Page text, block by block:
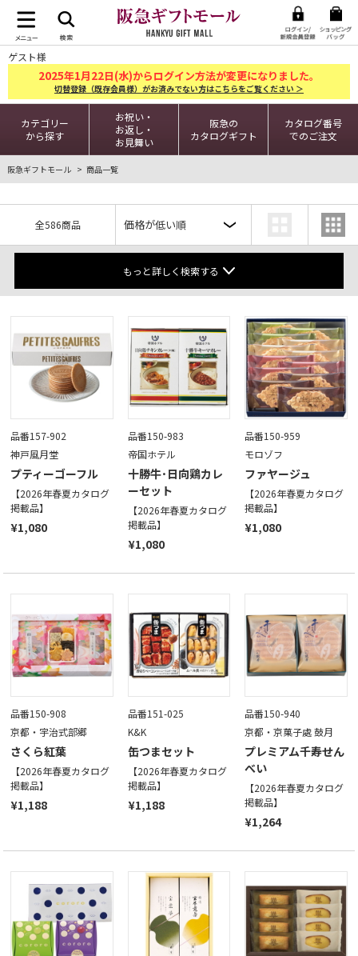
ゲスト様
2025年1月22日(水)からログイン方法が変更になりました。
切替登録（既存会員様）がお済みでない方はこちらをご覧ください ＞
カテゴリー
から探す
お祝い・
お返し・
お見舞い
阪急の
カタログギフト
カタログ番号
でのご注文
阪急ギフトモール 商品一覧
全586商品
もっと詳しく検索する
品番157-902
神戸風月堂
プティーゴーフル
【2026年春夏カタログ
掲載品】
¥1,080
品番150-983
帝国ホテル
十勝牛･日向鶏カレ
ーセット
【2026年春夏カタログ
掲載品】
¥1,080
品番150-959
モロゾフ
ファヤージュ
【2026年春夏カタログ
掲載品】
¥1,080
品番150-908
京都・宇治式部郷
さくら紅葉
【2026年春夏カタログ
掲載品】
¥1,188
品番151-025
K&K
缶つまセット
【2026年春夏カタログ
掲載品】
¥1,188
品番150-940
京都・京菓子處 鼓月
プレミアム千寿せん
べい
【2026年春夏カタログ
掲載品】
¥1,264